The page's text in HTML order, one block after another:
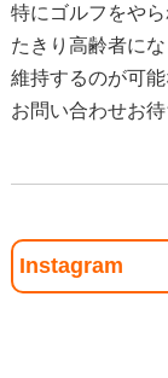
特にゴルフをや
たきり高齢者に
維持するのが可能
お問い合わせお待
Instagram